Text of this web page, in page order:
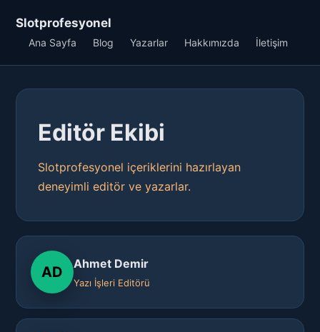
Slotprofesyonel
Ana Sayfa Blog Yazarlar Hakkımızda İletişim
Editör Ekibi
Slotprofesyonel içeriklerini hazırlayan
deneyimli editör ve yazarlar.
AD
Ahmet Demir
Yazı İşleri Editörü